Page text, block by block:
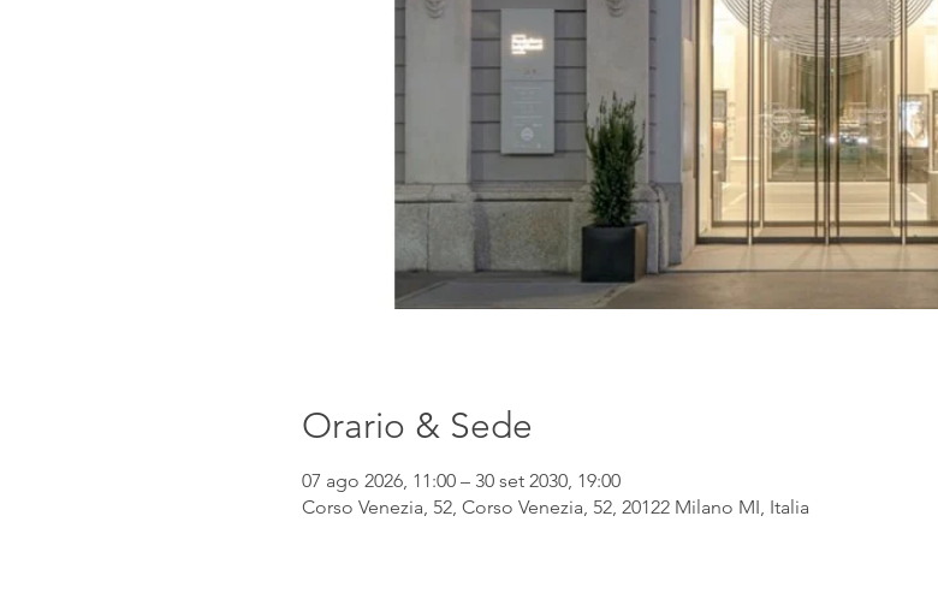
Orario & Sede
07 ago 2026, 11:00 – 30 set 2030, 19:00
Corso Venezia, 52, Corso Venezia, 52, 20122 Milano MI, Italia